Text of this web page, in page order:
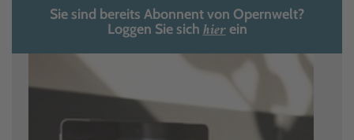
Sie sind bereits Abonnent von Opernwelt?
Loggen Sie sich hierein